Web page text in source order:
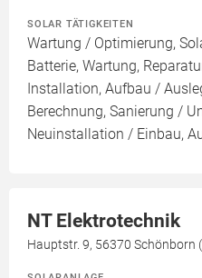
SOLAR TÄTIGKEITEN
Wartung / Optimierung,
Batterie, Wartung,
Installation, Aufbau /
Berechnung, Sanierung /
Neuinstallation / Einbau,
NT Elektrotechnik
Hauptstr. 9, 56370 Schönborn